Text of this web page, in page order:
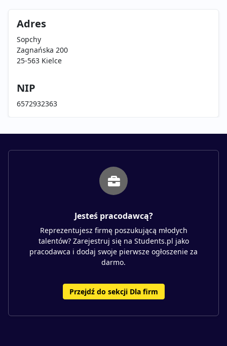
Adres
Sopchy
Zagnańska 200
25-563 Kielce
NIP
6572932363
Jesteś pracodawcą?
Reprezentujesz firmę poszukującą młodych
talentów? Zarejestruj się na Students.pl jako
pracodawca i dodaj swoje pierwsze ogłoszenie za
darmo.
Przejdź do sekcji Dla firm